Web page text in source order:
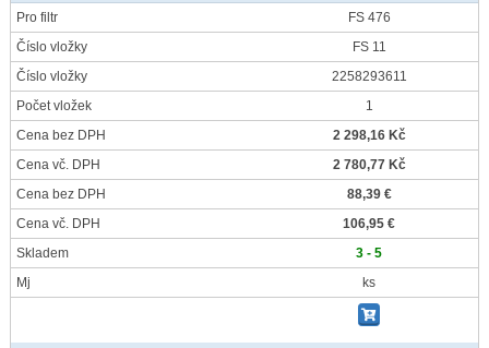
Pro filtr
FS 476
Číslo vložky
FS 11
Číslo vložky
2258293611
Počet vložek
1
Cena bez DPH
2 298,16 Kč
Cena vč. DPH
2 780,77 Kč
Cena bez DPH
88,39 €
Cena vč. DPH
106,95 €
Skladem
3 - 5
Mj
ks